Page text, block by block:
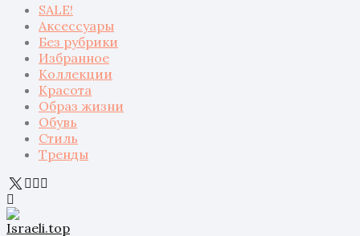
SALE!
Аксессуары
Без рубрики
Избранное
Коллекции
Красота
Образ жизни
Обувь
Стиль
Тренды